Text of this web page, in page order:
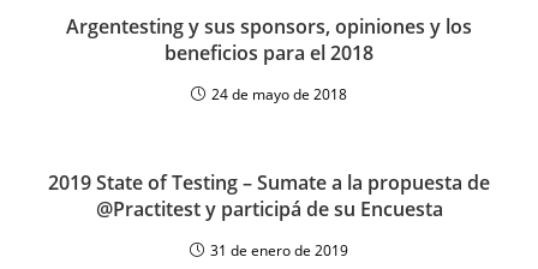
Argentesting y sus sponsors, opiniones y los
beneficios para el 2018
24 de mayo de 2018
2019 State of Testing – Sumate a la propuesta de
@Practitest y participá de su Encuesta
31 de enero de 2019